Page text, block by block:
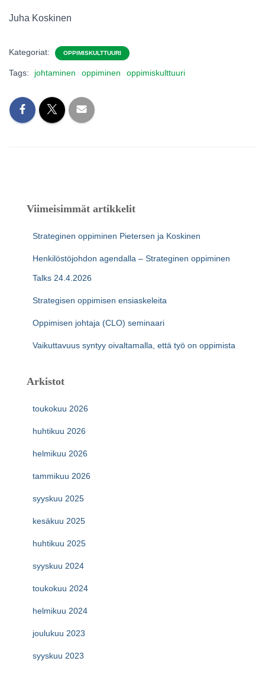
Juha Koskinen
Kategoriat: OPPIMISKULTTUURI
Tags: johtaminen oppiminen oppimiskulttuuri
Viimeisimmät artikkelit
Strateginen oppiminen Pietersen ja Koskinen
Henkilöstöjohdon agendalla – Strateginen oppiminen
Talks 24.4.2026
Strategisen oppimisen ensiaskeleita
Oppimisen johtaja (CLO) seminaari
Vaikuttavuus syntyy oivaltamalla, että työ on oppimista
Arkistot
toukokuu 2026
huhtikuu 2026
helmikuu 2026
tammikuu 2026
syyskuu 2025
kesäkuu 2025
huhtikuu 2025
syyskuu 2024
toukokuu 2024
helmikuu 2024
joulukuu 2023
syyskuu 2023